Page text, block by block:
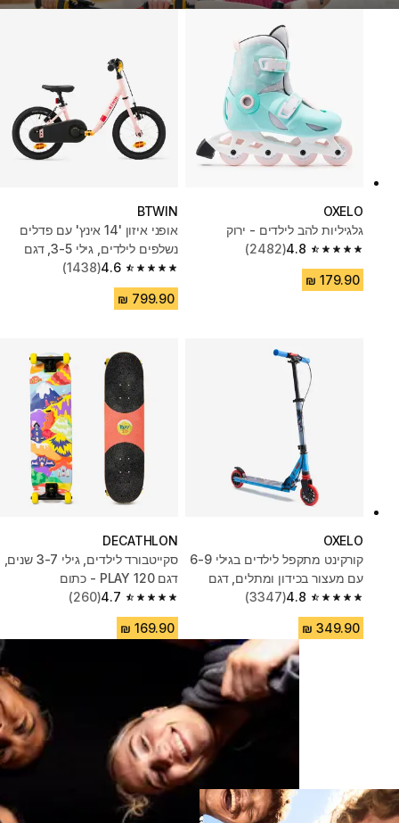
OXELO
גלגיליות להב לילדים - ירוק
4.8
4.8 out of 5 stars from 2482 reviews
(2482)
BTWIN
אופני איזון '14 אינץ' עם פדלים
נשלפים לילדים, גילי 3-5, דגם
Discover 500 - ורוד
4.6
4.6 out of 5 stars from 1438 reviews
(1438)
OXELO
קורקינט מתקפל לילדים בגילי 6-9
עם מעצור בכידון ומתלים, דגם
Mid5 - כחול
4.8
(3347)
DECATHLON
סקייטבורד לילדים, גילי 3-7 שנים,
דגם PLAY 120 - כתום
4.7
(260)